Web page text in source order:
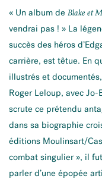
« Un album de Blake et
vendrai pas ! » La
succès des héros
carrière, est têtue. En
illustrés et
Roger Leloup, avec
scrute ce prétendu
dans sa biographie
éditions Moulinsart/
combat singulier », il
parler d’une épopée